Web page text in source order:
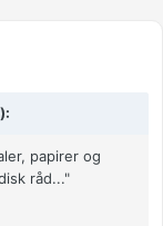
papirer og
råd..."